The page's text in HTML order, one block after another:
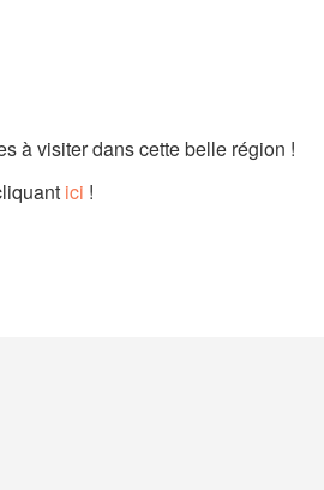
à visiter dans cette belle région !
ici !